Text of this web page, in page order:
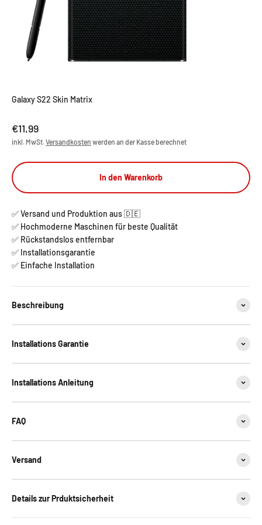
Galaxy S22 Skin Matrix
Angebot
€11,99
inkl. MwSt.Versandkosten werden an der Kasse berechnet
In den Warenkorb
✅ Versand und Produktion aus 🇩🇪
✅ Hochmoderne Maschinen für beste Qualität
✅ Rückstandslos entfernbar
✅ Installationsgarantie
✅ Einfache Installation
Beschreibung
Installations Garantie
Installations Anleitung
FAQ
Versand
Details zur Prduktsicherheit